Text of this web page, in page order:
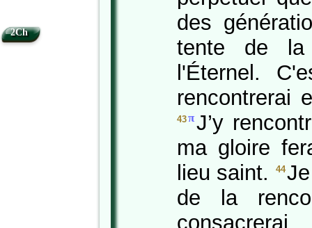
des
tente de la
l'Éternel.
rencontrerai
43πJ’y
ma gloire
lieu saint.
44
de la
2Ch